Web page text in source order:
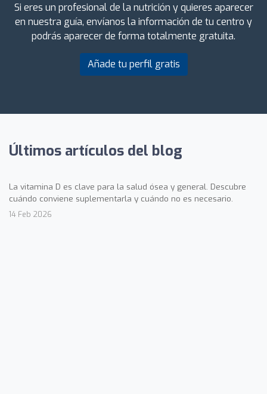
Si eres un profesional de la nutrición y quieres aparecer
en nuestra guía, envíanos la información de tu centro y
podrás aparecer de forma totalmente gratuita.
Añade tu perfil gratis
Últimos artículos del blog
La vitamina D es clave para la salud ósea y general. Descubre
cuándo conviene suplementarla y cuándo no es necesario.
14 Feb 2026